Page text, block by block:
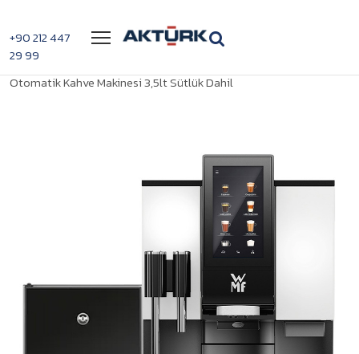
+90 212 447
29 99
Menü
Otomatik Kahve Makinesi 3,5lt Sütlük Dahil